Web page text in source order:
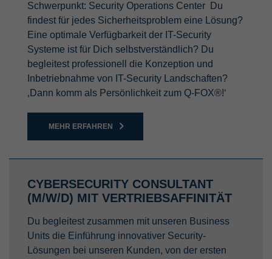
Schwerpunkt: Security Operations Center Du
findest für jedes Sicherheitsproblem eine Lösung?
Eine optimale Verfügbarkeit der IT-Security
Systeme ist für Dich selbstverständlich? Du
begleitest professionell die Konzeption und
Inbetriebnahme von IT-Security Landschaften?
‚Dann komm als Persönlichkeit zum Q-FOX®!‘
MEHR ERFAHREN
CYBERSECURITY CONSULTANT
(M/W/D) MIT VERTRIEBSAFFINITÄT
Du begleitest zusammen mit unseren Business
Units die Einführung innovativer Security-
Lösungen bei unseren Kunden, von der ersten